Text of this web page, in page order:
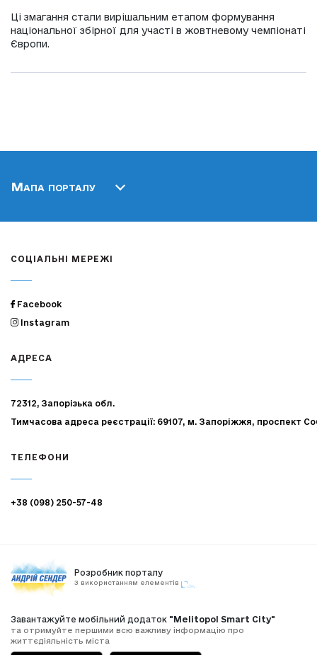
Ці змагання стали вирішальним етапом формування
національної збірної для участі в жовтневому чемпіонаті
Європи.
Мапа порталу
СОЦІАЛЬНІ МЕРЕЖІ
Facebook
Instagram
АДРЕСА
72312, Запорізька обл.
Тимчасова адреса реєстрації: 69107, м. Запоріжжя, проспект
ТЕЛЕФОНИ
+38 (098) 250-57-48
Розробник порталу
З використанням елементів
Завантажуйте мобільний додаток "Melitopol Smart City"
та отримуйте першими всю важливу інформацію про
життєдіяльність міста